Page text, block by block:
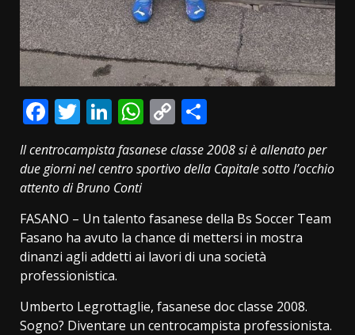
Facebook
Twitter
LinkedIn
WhatsApp
Copy
Link
Il centrocampista fasanese classe 2008 si è allenato per
due giorni nel centro sportivo della Capitale sotto l’occhio
attento di Bruno Conti
FASANO – Un talento fasanese della Bs Soccer Team
Fasano ha avuto la chance di mettersi in mostra
dinanzi agli addetti ai lavori di una società
professionistica.
Umberto Legrottaglie, fasanese doc classe 2008.
Sogno? Diventare un centrocampista professionista.